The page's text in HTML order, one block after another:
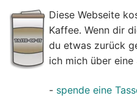
Diese Webseite
Kaffee. Wenn dir
du etwas zurück
ich mich über eine
- spende eine